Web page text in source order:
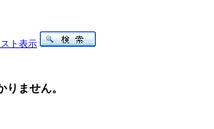
ません。